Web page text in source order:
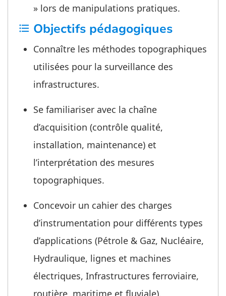
» lors de manipulations pratiques.
format_list_bulleted Objectifs pédagogiques
Connaître les méthodes topographiques
utilisées pour la surveillance des
infrastructures.
Se familiariser avec la chaîne
d’acquisition (contrôle qualité,
installation, maintenance) et
l’interprétation des mesures
topographiques.
Concevoir un cahier des charges
d’instrumentation pour différents types
d’applications (Pétrole & Gaz, Nucléaire,
Hydraulique, lignes et machines
électriques, Infrastructures ferroviaire,
routière, maritime et fluviale).